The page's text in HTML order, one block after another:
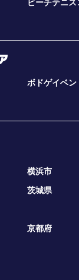
ビーチテニス
ボドゲイベン
横浜市
茨城県
京都府